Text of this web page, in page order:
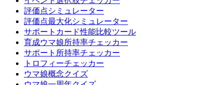
評価点シミュレーター
評価点最大化シミュレーター
サポートカード性能比較ツール
育成ウマ娘所持率チェッカー
サポート所持率チェッカー
トロフィーチェッカー
ウマ娘概念クイズ